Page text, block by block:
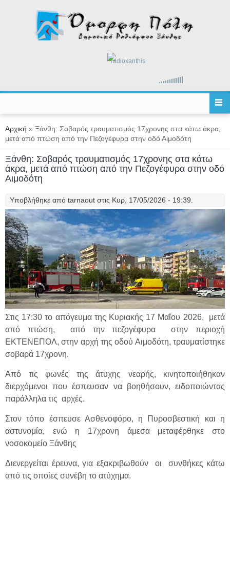
radioxanthis
Είστε εδώ
Αρχική » Ξάνθη: Σοβαρός τραυματισμός 17χρονης στα κάτω άκρα,
μετά από πτώση από την Πεζογέφυρα στην οδό Αιμοδότη
Ξάνθη: Σοβαρός τραυματισμός 17χρονης στα κάτω
άκρα, μετά από πτώση από την Πεζογέφυρα στην οδό
Αιμοδότη
Υποβλήθηκε από tarnaout στις Κυρ, 17/05/2026 - 19:39.
Στις 17:30 το απόγευμα της Κυριακής 17 Μαΐου 2026, μετά
από πτώση, από την πεζογέφυρα στην περιοχή
ΕΚΤΕΝΕΠΟΛ, στην αρχή της οδού Αιμοδότη, τραυματίστηκε
σοβαρά 17χρονη.
Από τις φωνές της άτυχης νεαρής, κινητοποιήθηκαν
διερχόμενοι που έσπευσαν να βοηθήσουν, ειδοποιώντας
παράλληλα τις αρχές.
Στον τόπο έσπευσε Ασθενοφόρο, η Πυροσβεστική και η
αστυνομία, ενώ η 17χρονη άμεσα μεταφέρθηκε στο
νοσοκομείο Ξάνθης
Διενεργείται έρευνα, για εξακριβωθούν οι συνθήκες κάτω
από τις οποίες συνέβη το ατύχημα.